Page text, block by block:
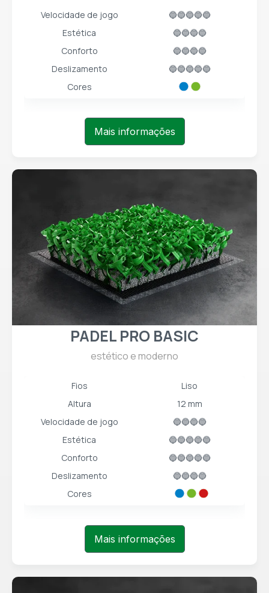
Velocidade de jogo
🔵🔵🔵🔵🔵
Estética
🔵🔵🔵🔵
Conforto
🔵🔵🔵🔵
Deslizamento
🔵🔵🔵🔵🔵
Cores
Mais informações
PADEL PRO BASIC
estético e moderno
Fios
Liso
Altura
12 mm
Velocidade de jogo
🔵🔵🔵🔵
Estética
🔵🔵🔵🔵🔵
Conforto
🔵🔵🔵🔵🔵
Deslizamento
🔵🔵🔵🔵
Cores
Mais informações